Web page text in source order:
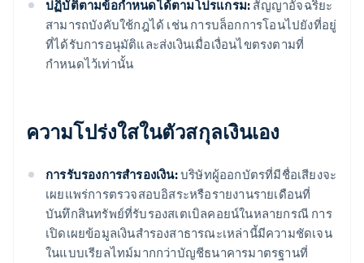
ปฏิบัติตามข้อกำหนดได้ตามโปรแกรม: สัญญาอัจฉริยะ
สามารถบังคับใช้กฎได้ เช่น การบล็อกการโอนไปยังที่อยู่
ที่ได้รับการอนุมัติและส่งเงินเมื่อเงื่อนไขตรงตามที่
กำหนดไว้เท่านั้น
ความโปร่งใสในตัวสกุลเงินเอง
การรับรองการสำรองเงิน:บริษัทผู้ออกบัตรที่มีชื่อเสียงจะ
เผยแพร่การตรวจสอบอิสระหรือรายงานรายเดือนที่
บันทึกสินทรัพย์ที่รับรองสเตเบิลคอยน์ในหลายกรณี การ
เปิดเผยข้อมูลเงินสำรองสาธารณะเหล่านี้มีความชัดเจน
ในแบบเรียลไทม์มากกว่าบัญชีธนาคารมาตรฐานที่